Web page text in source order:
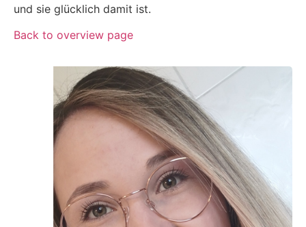
und sie glücklich damit ist.
Back to overview page